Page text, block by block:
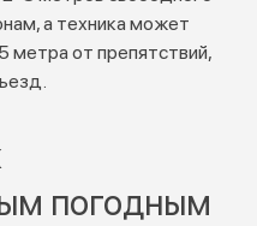
а техника может
метра от препятствий,
погодным